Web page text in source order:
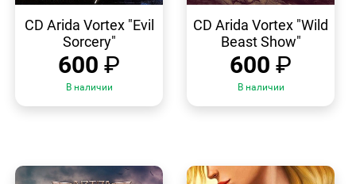
ПРОСМОТР
CD Arida Vortex "Evil
Sorcery"
600 ₽
В наличии
ПРОСМОТР
CD Arida Vortex "Wild
Beast Show"
600 ₽
В наличии